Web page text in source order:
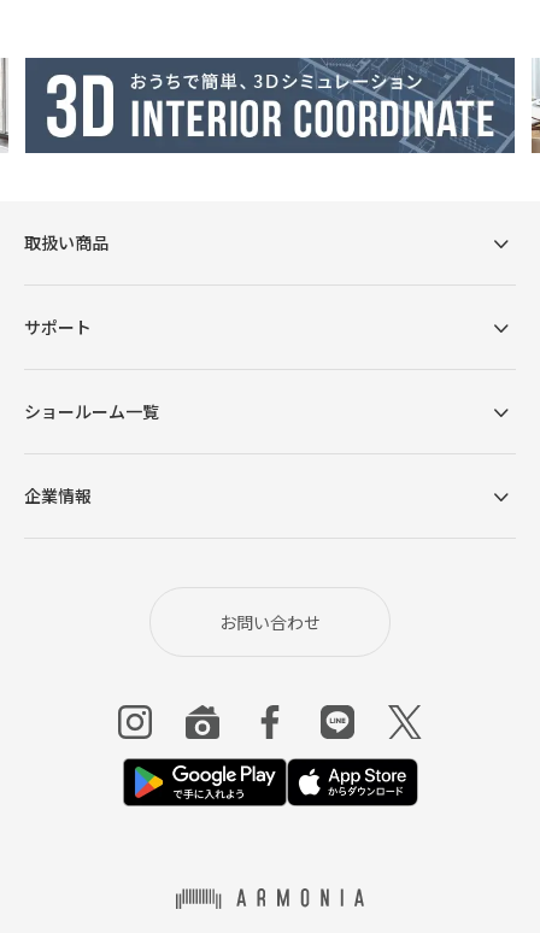
取扱い商品
サポート
ショールーム一覧
企業情報
お問い合わせ